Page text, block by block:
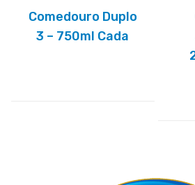
Comedouro Duplo
3 – 750ml Cada